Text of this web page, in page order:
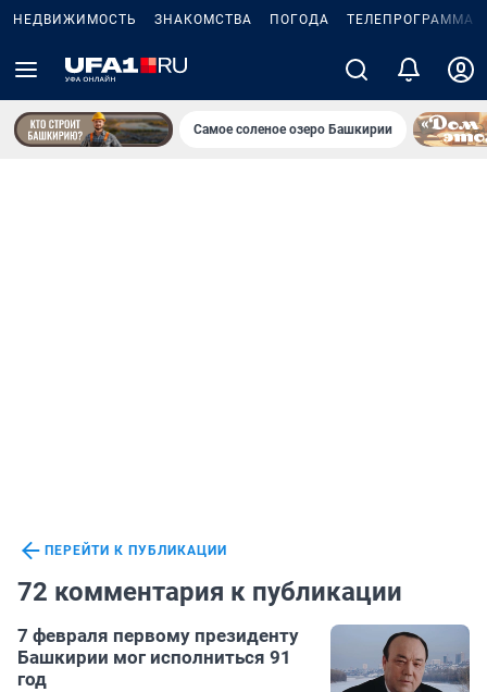
НЕДВИЖИМОСТЬ ЗНАКОМСТВА ПОГОДА ТЕЛЕПРОГРАММА
Самое соленое озеро Башкирии
ПЕРЕЙТИ К ПУБЛИКАЦИИ
72 комментария к публикации
7 февраля первому президенту
Башкирии мог исполниться 91
год